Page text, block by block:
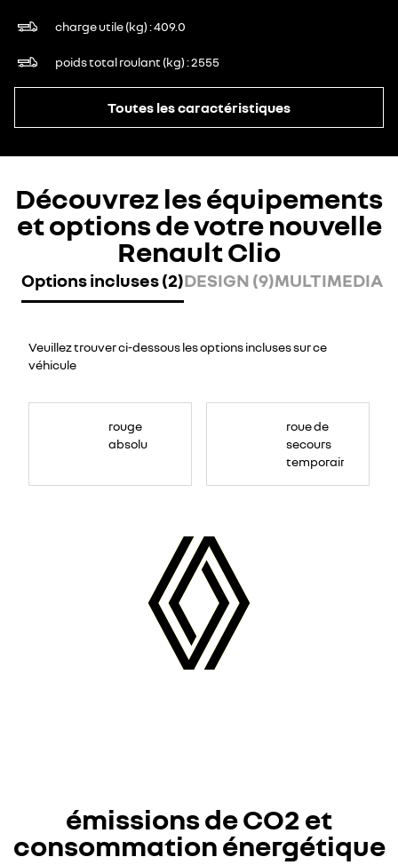
charge utile (kg) 409.0
poids total roulant (kg) 2555
Toutes les caractéristiques
Découvrez les équipements
et options de votre nouvelle
Renault Clio
Options incluses (2)DESIGN (9)MULTIMEDIA
Veuillez trouver ci-dessous les options incluses sur ce
véhicule
rouge
absolu
roue de
secours
temporaire
émissions de CO2 et
consommation énergétique